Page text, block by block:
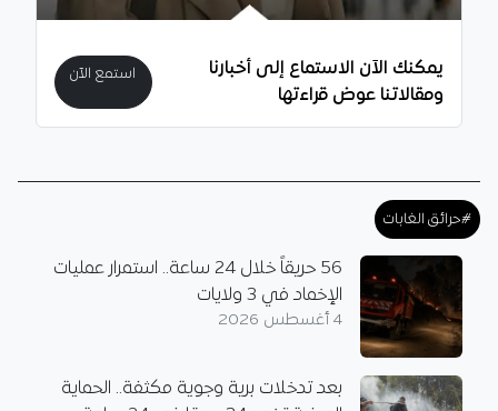
يمكنك الآن الاستماع إلى أخبارنا
ومقالاتنا عوض قراءتها
استمع الآن
#حرائق الغابات
56 حريقاً خلال 24 ساعة.. استمرار عمليات
الإخماد في 3 ولايات
4 أغسطس 2026
بعد تدخلات برية وجوية مكثفة.. الحماية